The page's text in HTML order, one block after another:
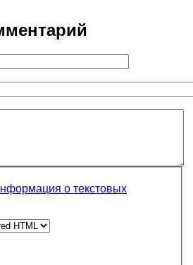
о текстовых